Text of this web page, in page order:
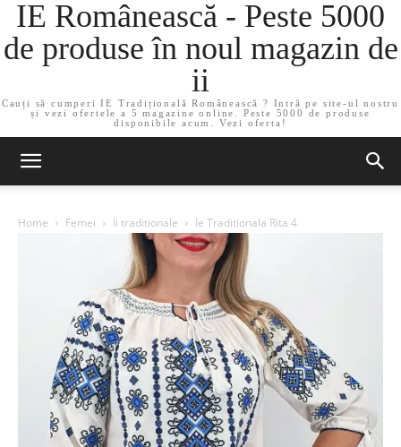
IE Românească - Peste 5000
de produse în noul magazin de
ii
Cauți să cumperi IE Tradițională Românească ? Intră pe site-ul nostru
și vezi ofertele a 5 magazine online. Peste 5000 de produse
disponibile acum. Vezi oferta!
Home Femei Ii traditionale Ie Traditionala Rita 4